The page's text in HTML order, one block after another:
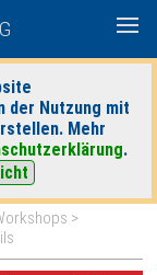
der Nutzung mit
Mehr
.
| Detaillierte Suche
>